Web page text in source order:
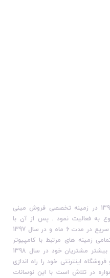
فروشگاه ایکا کامپیوتر در اواخر سال 1396 در زمینه تخصصی فروش مینی
به فعالیت نمود . پس از آن با
استقبال بالای مشتریان و پیشرفت کاری سریع در مدت 6 ماه و در سال 1397
زمینه های مرتبط با کامپیوتر
کردیم . ایکا کامپیوتر برای جلب رضایت بیشتر مشتریان خود در سال 1398
اینترنتی خود را راه اندازی
در تلاش است با این نوسانات